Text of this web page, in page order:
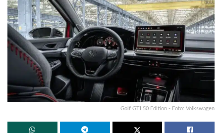
Golf GTI 50 Edition - Foto: Volkswagen